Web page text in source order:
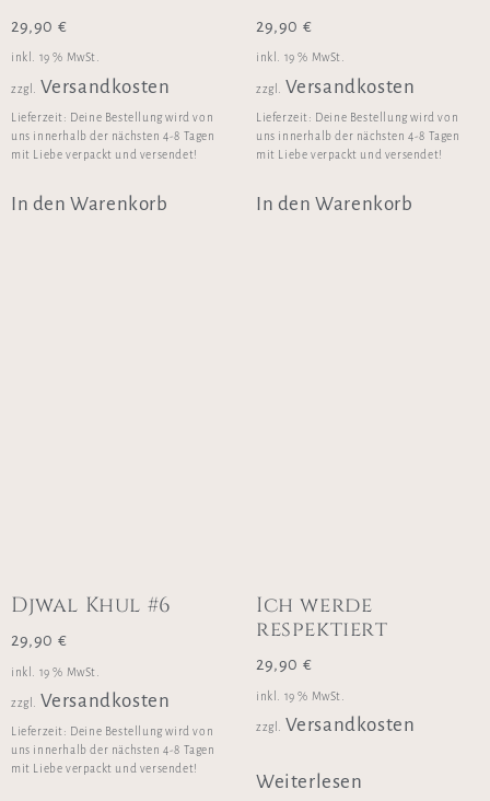
29,90 €
inkl. 19 % MwSt.
zzgl. Versandkosten
Lieferzeit: Deine Bestellung wird von
uns innerhalb der nächsten 4-8 Tagen
mit Liebe verpackt und versendet!
In den Warenkorb
29,90 €
inkl. 19 % MwSt.
zzgl. Versandkosten
Lieferzeit: Deine Bestellung wird von
uns innerhalb der nächsten 4-8 Tagen
mit Liebe verpackt und versendet!
In den Warenkorb
Djwal Khul #6
29,90 €
inkl. 19 % MwSt.
zzgl. Versandkosten
Lieferzeit: Deine Bestellung wird von
uns innerhalb der nächsten 4-8 Tagen
mit Liebe verpackt und versendet!
Ich werde
respektiert
29,90 €
inkl. 19 % MwSt.
zzgl. Versandkosten
Weiterlesen